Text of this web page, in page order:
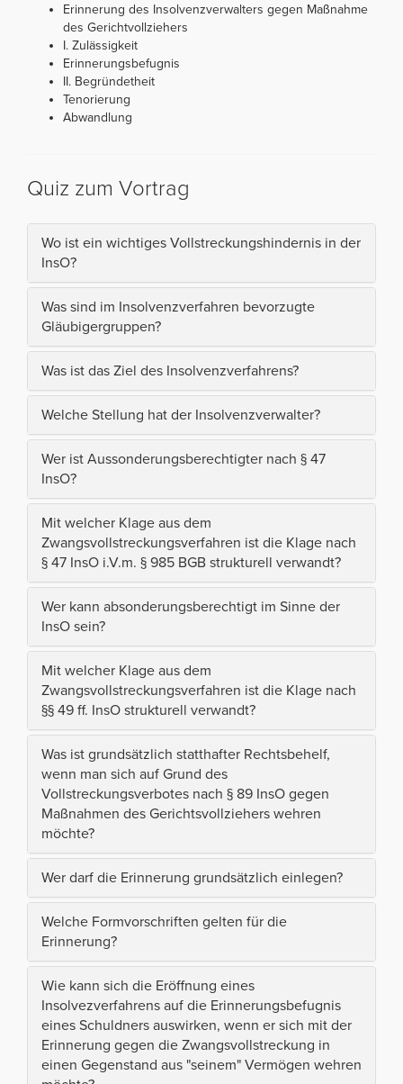
Erinnerung des Insolvenzverwalters gegen Maßnahme
des Gerichtvollziehers
I. Zulässigkeit
Erinnerungsbefugnis
II. Begründetheit
Tenorierung
Abwandlung
Quiz zum Vortrag
Wo ist ein wichtiges Vollstreckungshindernis in der
InsO?
Was sind im Insolvenzverfahren bevorzugte
Gläubigergruppen?
Was ist das Ziel des Insolvenzverfahrens?
Welche Stellung hat der Insolvenzverwalter?
Wer ist Aussonderungsberechtigter nach § 47
InsO?
Mit welcher Klage aus dem
Zwangsvollstreckungsverfahren ist die Klage nach
§ 47 InsO i.V.m. § 985 BGB strukturell verwandt?
Wer kann absonderungsberechtigt im Sinne der
InsO sein?
Mit welcher Klage aus dem
Zwangsvollstreckungsverfahren ist die Klage nach
§§ 49 ff. InsO strukturell verwandt?
Was ist grundsätzlich statthafter Rechtsbehelf,
wenn man sich auf Grund des
Vollstreckungsverbotes nach § 89 InsO gegen
Maßnahmen des Gerichtsvollziehers wehren
möchte?
Wer darf die Erinnerung grundsätzlich einlegen?
Welche Formvorschriften gelten für die
Erinnerung?
Wie kann sich die Eröffnung eines
Insolvezverfahrens auf die Erinnerungsbefugnis
eines Schuldners auswirken, wenn er sich mit der
Erinnerung gegen die Zwangsvollstreckung in
einen Gegenstand aus "seinem" Vermögen wehren